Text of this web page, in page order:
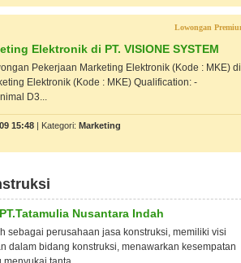
Lowongan
Elektronik di PT. VISIONE SYSTEM
Pekerjaan Marketing Elektronik (Kode : MKE) di
Elektronik (Kode : MKE) Qualification: -
D3...
15:48 | Kategori: Marketing
Nusantara Indah
sebagai perusahaan jasa konstruksi, memiliki visi
dalam bidang konstruksi, menawarkan kesempatan